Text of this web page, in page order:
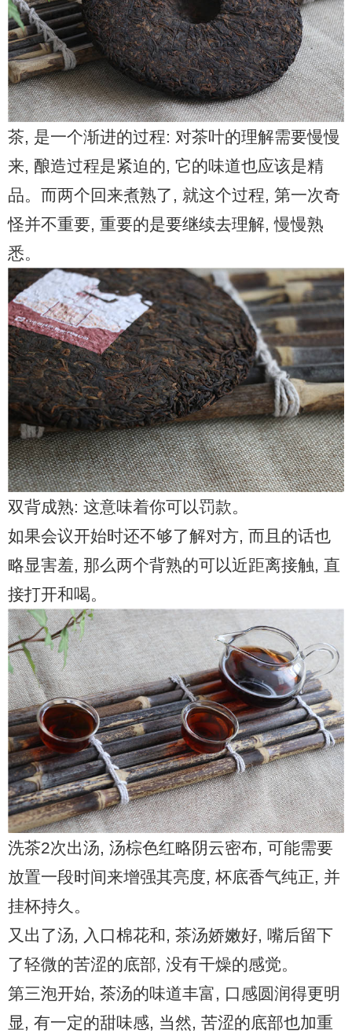
茶, 是一个渐进的过程: 对茶叶的理解需要慢慢
来, 酿造过程是紧迫的, 它的味道也应该是精
品。而两个回来煮熟了, 就这个过程, 第一次奇
怪并不重要, 重要的是要继续去理解, 慢慢熟
悉。
双背成熟: 这意味着你可以罚款。
如果会议开始时还不够了解对方, 而且的话也
略显害羞, 那么两个背熟的可以近距离接触, 直
接打开和喝。
洗茶2次出汤, 汤棕色红略阴云密布, 可能需要
放置一段时间来增强其亮度, 杯底香气纯正, 并
挂杯持久。
又出了汤, 入口棉花和, 茶汤娇嫩好, 嘴后留下
了轻微的苦涩的底部, 没有干燥的感觉。
第三泡开始, 茶汤的味道丰富, 口感圆润得更明
显, 有一定的甜味感, 当然, 苦涩的底部也加重